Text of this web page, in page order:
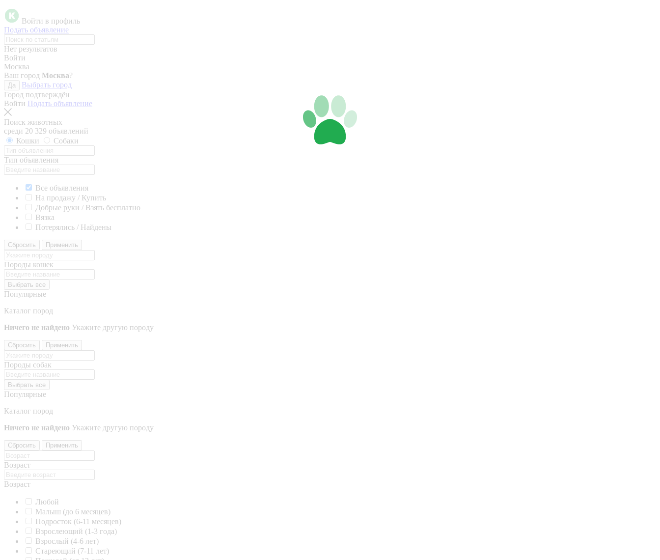
Войти в профиль
Подать объявление
Нет результатов
Войти
Москва
Ваш город Москва?
Да
Выбрать город
Город подтверждён
Войти Подать объявление
Поиск животных
среди 20 329 объявлений
Кошки
Собаки
Тип объявления
Все объявления
На продажу / Купить
Добрые руки / Взять бесплатно
Вязка
Потерялись / Найдены
Сбросить Применить
Породы кошек
Выбрать все
Популярные
Каталог пород
Ничего не найдено Укажите другую породу
Сбросить Применить
Породы собак
Выбрать все
Популярные
Каталог пород
Ничего не найдено Укажите другую породу
Сбросить Применить
Возраст
Возраст
Любой
Малыш (до 6 месяцев)
Подросток (6-11 месяцев)
Взрослеющий (1-3 года)
Взрослый (4-6 лет)
Стареющий (7-11 лет)